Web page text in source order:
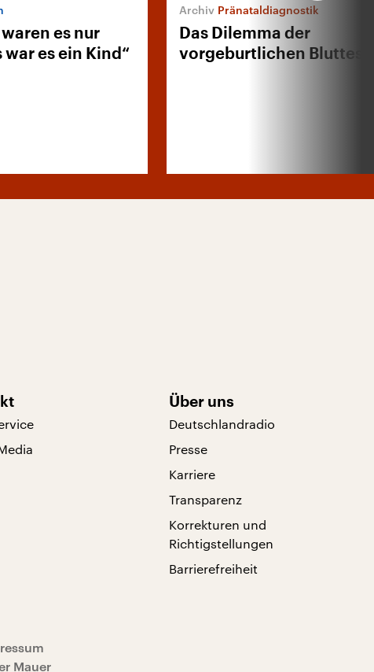
es nur
es ein Kind“
Pränataldiagnostik
Das Dilemma der
vorgeburtlichen
Über uns
Deutschlandradio
Presse
Karriere
Transparenz
Korrekturen und
Richtigstellungen
Barrierefreiheit
Mauer